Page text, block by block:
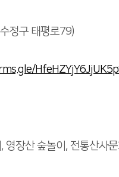
정구 태평로79)
영장산 숲놀이, 전통산사